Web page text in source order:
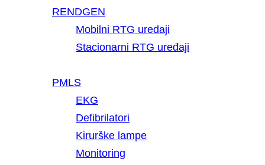
RENDGEN
Mobilni RTG uredaji
Stacionarni RTG uređaji
PMLS
EKG
Defibrilatori
Kirurške lampe
Monitoring